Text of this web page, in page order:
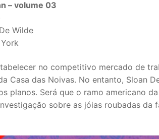
– volume 03
Wilde
no competitivo mercado de
Casa das Noivas. No entanto, Sloan
planos. Será que o ramo americano
sobre as jóias roubadas da